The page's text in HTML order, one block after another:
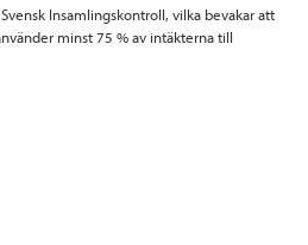
Insamlingskontroll, vilka bevakar att
minst 75 % av intäkterna till